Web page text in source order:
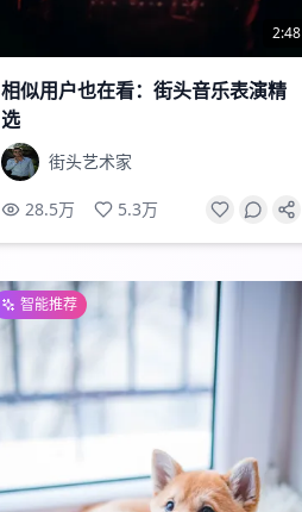
2:48
相似用户也在看：街头音乐表演精
选
街头艺术家
28.5万 5.3万
智能推荐